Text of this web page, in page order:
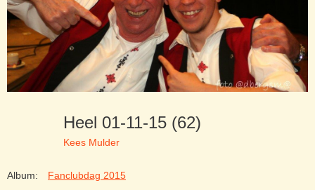
Heel 01-11-15 (62)
Kees Mulder
Album: Fanclubdag 2015